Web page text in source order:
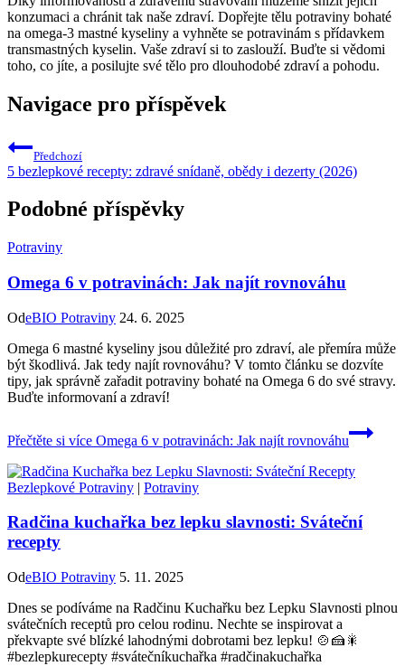
konzumaci a chránit tak naše zdraví. Dopřejte tělu potraviny bohaté
na omega-3 mastné kyseliny a vyhněte se potravinám s přídavkem
transmastných kyselin. Vaše zdraví si to zaslouží. Buďte si vědomi
toho, co jíte, a posilujte své tělo pro dlouhodobé zdraví a pohodu.
Navigace pro příspěvek
Předchozí
5 bezlepkové recepty: zdravé snídaně, obědy i dezerty (2026)
Podobné příspěvky
Potraviny
Omega 6 v potravinách: Jak najít rovnováhu
OdeBIO Potraviny 24. 6. 2025
Omega 6 mastné kyseliny jsou důležité pro zdraví, ale přemíra může
být škodlivá. Jak tedy najít rovnováhu? V tomto článku se dozvíte
tipy, jak správně zařadit potraviny bohaté na Omega 6 do své stravy.
Buďte informovaní a zdraví!
Přečtěte si více Omega 6 v potravinách: Jak najít rovnováhu
Bezlepkové Potraviny | Potraviny
Radčina kuchařka bez lepku slavnosti: Sváteční
recepty
OdeBIO Potraviny 5. 11. 2025
Dnes se podíváme na Radčinu Kuchařku bez Lepku Slavnosti plnou
svátečních receptů pro celou rodinu. Nechte se inspirovat a
překvapte své blízké lahodnými dobrotami bez lepku! 🍲🍰🎇
#bezlepkurecepty #svátečníkuchařka #radčinakuchařka